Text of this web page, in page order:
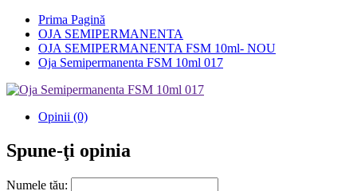
Prima Pagină
OJA SEMIPERMANENTA
OJA SEMIPERMANENTA FSM 10ml- NOU
Oja Semipermanenta FSM 10ml 017
Opinii (0)
Spune-ţi opinia
Numele tău: